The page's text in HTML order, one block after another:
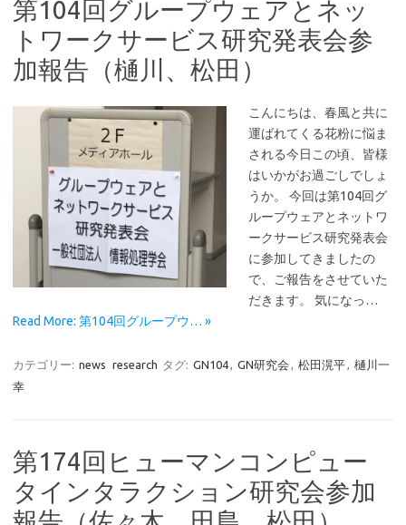
第104回グループウェアとネッ
トワークサービス研究発表会参
加報告（樋川、松田）
こんにちは、春風と共に
運ばれてくる花粉に悩ま
される今日この頃、皆様
はいかがお過ごしでしょ
うか。 今回は第104回グ
ループウェアとネットワ
ークサービス研究発表会
に参加してきましたの
で、ご報告をさせていた
だきます。 気になっ…
Read More: 第104回グループウ… »
カテゴリー: news research タグ: GN104 GN研究会 松田滉平
樋川一
幸
第174回ヒューマンコンピュー
タインタラクション研究会参加